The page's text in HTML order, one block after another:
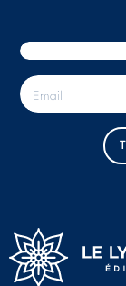
E
-
m